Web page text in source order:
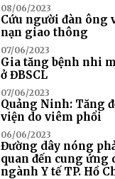
08/06/2023
Cứu người đàn ông
nạn giao thông
07/06/2023
Gia tăng bệnh nhi
ở ĐBSCL
07/06/2023
Quảng Ninh: Tăng
viện do viêm phổi
06/06/2023
Đường dây nóng
quan đến cung ứng
ngành Y tế TP. Hồ